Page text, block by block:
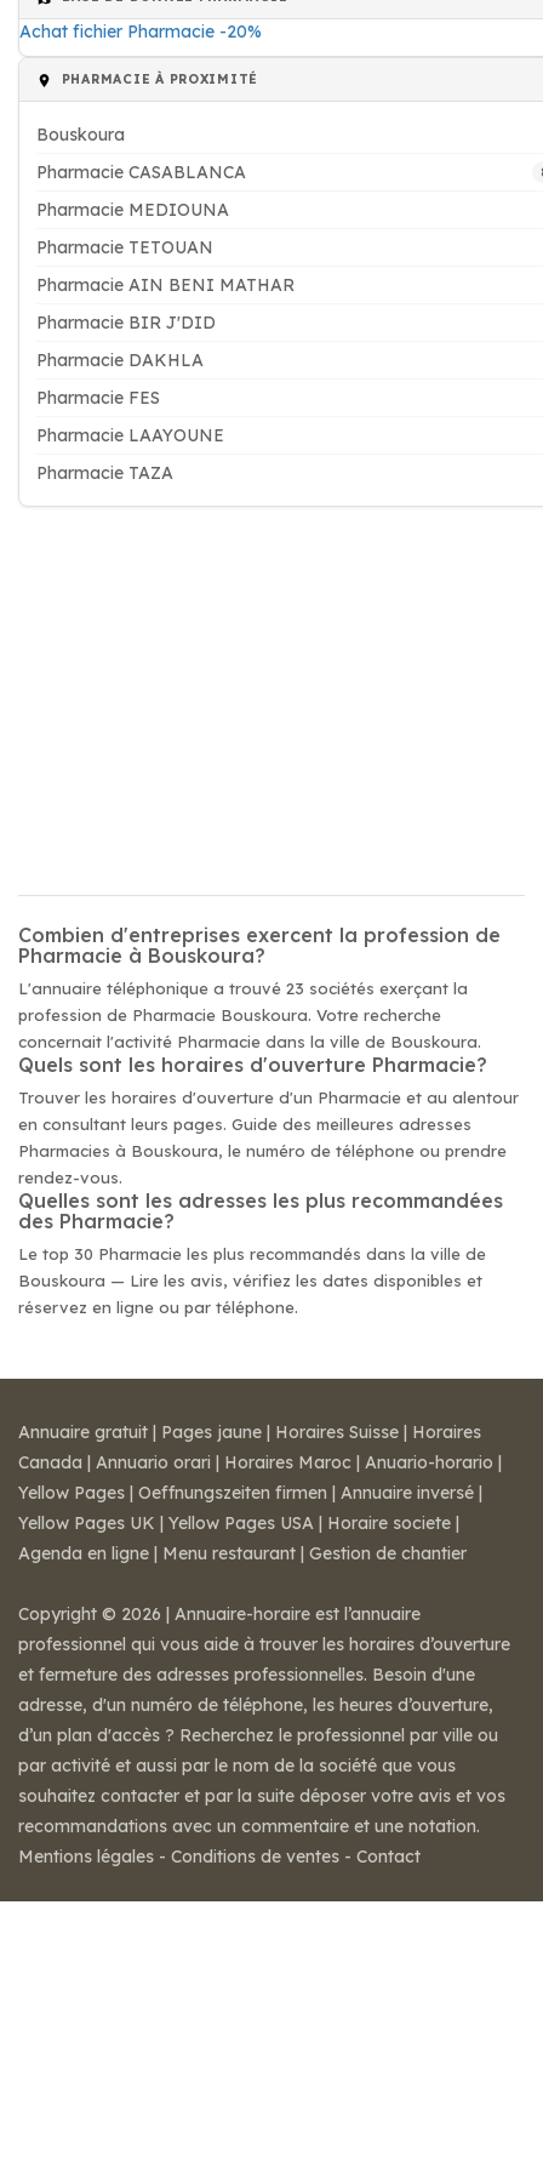
Achat fichier Pharmacie -20%
PHARMACIE À PROXIMITÉ
Bouskoura
Pharmacie CASABLANCA
Pharmacie MEDIOUNA
Pharmacie TETOUAN
Pharmacie AIN BENI MATHAR
Pharmacie BIR J'DID
Pharmacie DAKHLA
Pharmacie FES
Pharmacie LAAYOUNE
Pharmacie TAZA
Combien d'entreprises exercent la profession de
Pharmacie à Bouskoura?
L'annuaire téléphonique a trouvé 23 sociétés exerçant la
profession de Pharmacie Bouskoura. Votre recherche
concernait l'activité Pharmacie dans la ville de Bouskoura.
Quels sont les horaires d'ouverture Pharmacie?
Trouver les horaires d'ouverture d'un Pharmacie et au alentour
en consultant leurs pages. Guide des meilleures adresses
Pharmacies à Bouskoura, le numéro de téléphone ou prendre
rendez-vous.
Quelles sont les adresses les plus recommandées
des Pharmacie?
Le top 30 Pharmacie les plus recommandés dans la ville de
Bouskoura — Lire les avis, vérifiez les dates disponibles et
réservez en ligne ou par téléphone.
Annuaire gratuit | Pages jaune | Horaires Suisse | Horaires
Canada | Annuario orari | Horaires Maroc | Anuario-horario |
Yellow Pages | Oeffnungszeiten firmen | Annuaire inversé |
Yellow Pages UK | Yellow Pages USA | Horaire societe |
Agenda en ligne | Menu restaurant | Gestion de chantier
Copyright © 2026 | Annuaire-horaire est l’annuaire
professionnel qui vous aide à trouver les horaires d’ouverture
et fermeture des adresses professionnelles. Besoin d'une
adresse, d'un numéro de téléphone, les heures d’ouverture,
d’un plan d'accès ? Recherchez le professionnel par ville ou
par activité et aussi par le nom de la société que vous
souhaitez contacter et par la suite déposer votre avis et vos
recommandations avec un commentaire et une notation.
Mentions légales - Conditions de ventes - Contact